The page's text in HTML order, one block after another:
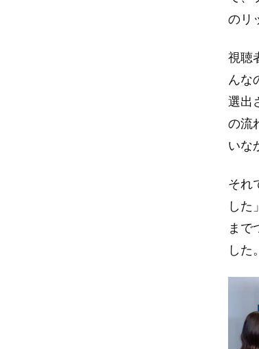
のリ
視聴
んな
選出
の流
いな
それ
した
まで
した。